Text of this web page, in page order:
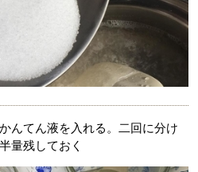
んてん液を入れる。二回に分け
量残しておく